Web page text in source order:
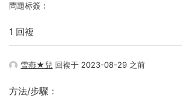
問題标簽：
1 回複
雪燕★兒 回複于 2023-08-29 之前
方法/步驟：